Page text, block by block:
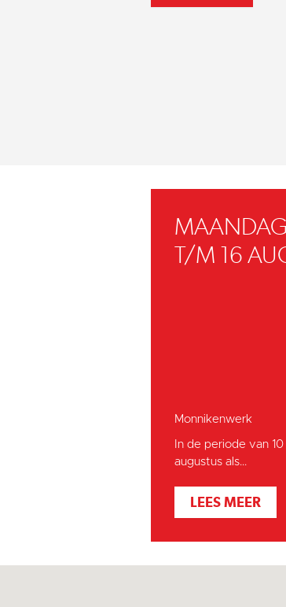
T/M 16
Monnikenwerk
In de periode van
augustus als...
LEES MEER